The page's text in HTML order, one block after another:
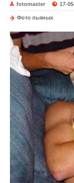
fotomaster 17-
Фото пьяных